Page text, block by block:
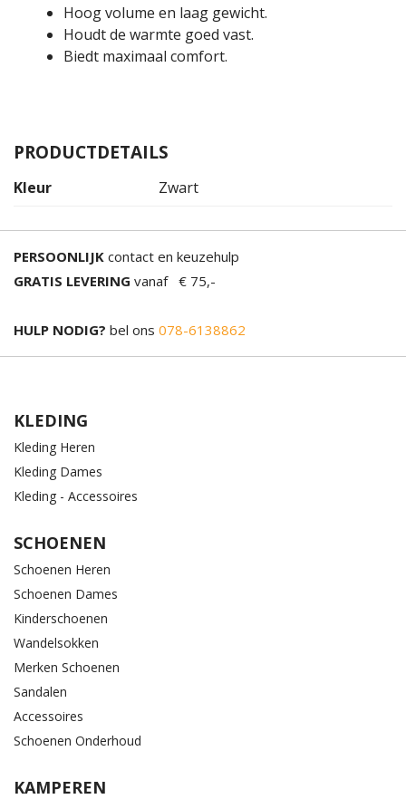
Hoog volume en laag gewicht.
Houdt de warmte goed vast.
Biedt maximaal comfort.
PRODUCTDETAILS
Kleur Zwart
PERSOONLIJK contact en keuzehulp
GRATIS LEVERING vanaf € 75,-
HULP NODIG? bel ons 078-6138862
KLEDING
Kleding Heren
Kleding Dames
Kleding - Accessoires
SCHOENEN
Schoenen Heren
Schoenen Dames
Kinderschoenen
Wandelsokken
Merken Schoenen
Sandalen
Accessoires
Schoenen Onderhoud
KAMPEREN